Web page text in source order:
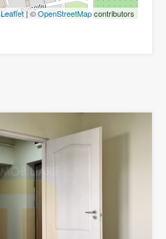
Leaflet| ©OpenStreetMapcontributors